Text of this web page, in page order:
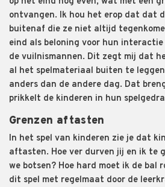
ontvangen. Ik hou het erop dat dat
buitenaf die ze niet altijd
eind als beloning voor hun
de vuilnismannen. Dit zegt mij dat
al het spelmateriaal buiten te
anders dan de andere dag. Dat
prikkelt de kinderen in hun
Grenzen aftasten
In het spel van kinderen zie je dat
aftasten. Hoe ver durven jij en ik te
we botsen? Hoe hard moet ik de bal
dit spel met regelmaat door de